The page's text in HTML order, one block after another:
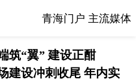
青海门户 主流媒体
筑“翼” 建设正酣
设冲刺收尾 年内实